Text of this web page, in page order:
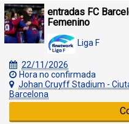
entradas FC
Femenino
Liga F
22/11/2026
Hora no confirmada
Johan Cruyff Stadium -
Barcelona